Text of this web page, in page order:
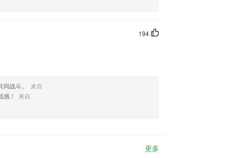
194
战斗。
来自
！
来自
更多